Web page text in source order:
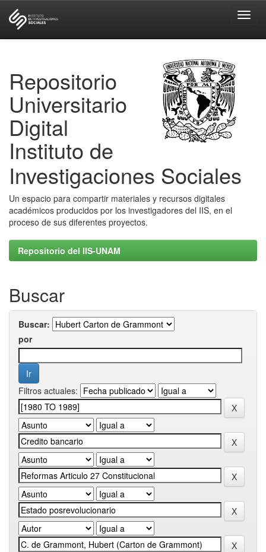
Repositorio
Universitario
Digital
Instituto de
Investigaciones Sociales
Un espacio para compartir materiales y recursos digitales
académicos producidos por los investigadores del IIS, en el
proceso de sus diferentes proyectos.
Repositorio del IIS-UNAM
Buscar
Buscar:
por
Filtros actuales: